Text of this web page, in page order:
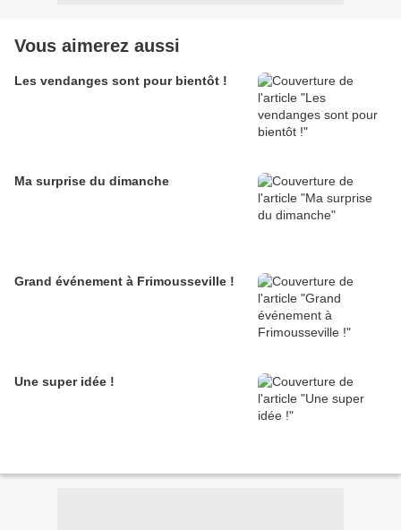
Vous aimerez aussi
Les vendanges sont pour bientôt !
Ma surprise du dimanche
Grand événement à Frimousseville !
Une super idée !